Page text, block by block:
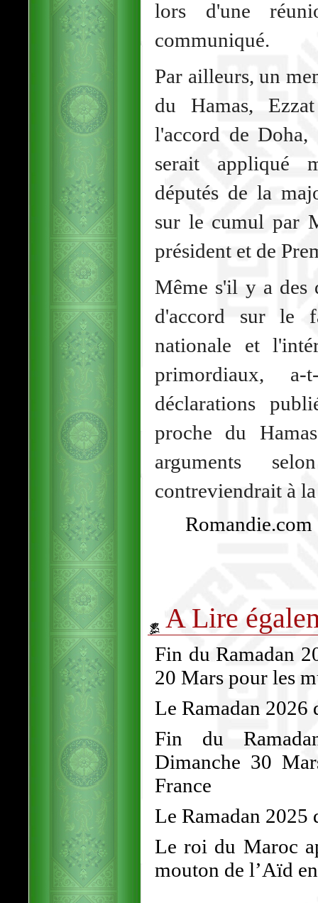
lors d'une
communiqué.
Par ailleurs, un
du Hamas,
l'accord de
serait appliqué
députés de la
sur le cumul par
président et de
Même s'il y a des
d'accord sur le
nationale et
primordiaux,
déclarations
proche du
arguments
contreviendrait à
A Lire
Fin du Ramadan
20 Mars pour les
Le Ramadan 2026
Fin du
Dimanche 30
France
Le Ramadan 2025
Le roi du Maroc
mouton de l’Aïd